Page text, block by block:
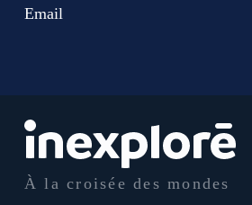
À la croisée des mondes
Email